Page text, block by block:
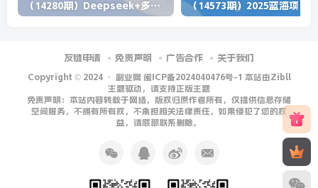
（14280期）Deepseek+多维表格，银行营销新利器，深度解析应用策略，提升营销效果
友链申请 免责声明 广告合作 关于我们
Copyright © 2024 · 副业网 闽ICP备2024040476号-1 本站由Zibll
主题驱动，请支持正版主题
免责声明：本站内容转载于网络，版权归原作者所有，仅提供信息存储
空间服务，不拥有所有权，不承担相关法律责任，如果侵犯了您的权
益，请底部联系删除。